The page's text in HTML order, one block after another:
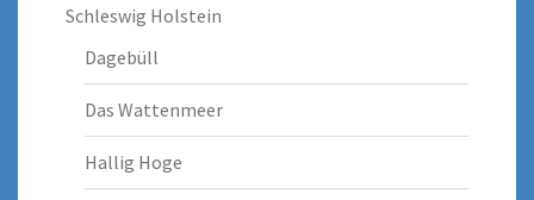
Schleswig Holstein
Dagebüll
Das Wattenmeer
Hallig Hoge